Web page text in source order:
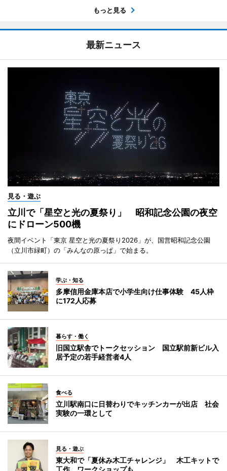
もっと見る
最新ニュース
見る・遊ぶ
立川で「星空と光の夏祭り」 昭和記念公園の夜空
にドローン500機
夜間イベント「東京 星空と光の夏祭り2026」が、国営昭和記念公園
（立川市緑町）の「みんなの原っぱ」で始まる。
学ぶ・知る
多摩信用金庫本店で小学生向け仕事体験 45人枠
に172人応募
暮らす・働く
旧国立駅舎でトークセッション 国立駅前新ビル入
居予定の若手経営者4人
食べる
立川駅南口に日替わりでキッチンカーが出店 社会
実験の一環として
見る・遊ぶ
東大和で「夏休み木工チャレンジ」 木工キットで